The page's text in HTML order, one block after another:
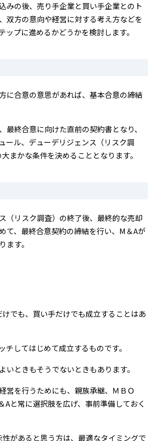
みの後、売り手企業と買い手企業とのト
双方の意向や経営に対する考え方などを
ップに進めるかどうかを検討します。
に合意の意思があれば、基本合意の締結
最終合意に向けた直前の契約書となり、
ール、デューデリジェンス（リスク調
まかな条件を決めることとなります。
（リスク調査）の終了後、最終的な売却
て、最終合意契約の締結を行い、M＆Aが
ます。
でも、買い手だけでも成立することはあ
チしてはじめて成立するものです。
いときもそうでないときもあります。
営を行うためにも、親族承継、ＭＢＯ
Aと常に選択肢を広げ、事前準備しておく
があると思う方は、最適なタイミングで